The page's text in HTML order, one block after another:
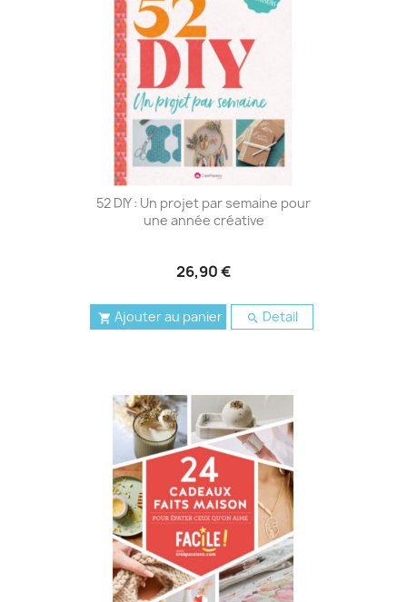
52 DIY : Un projet par semaine pour
une année créative
26,90 €
 Ajouter au panier  Detail